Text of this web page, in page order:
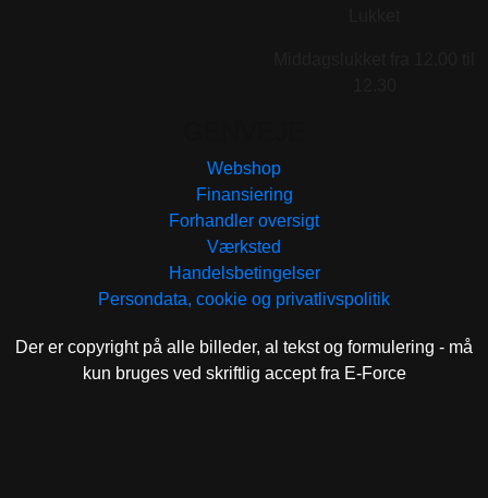
Webshop
Finansiering
Forhandler oversigt
Værksted
Handelsbetingelser
Persondata, cookie og privatlivspolitik
Der er copyright på alle billeder, al tekst og formulering - må
kun bruges ved skriftlig accept fra E-Force